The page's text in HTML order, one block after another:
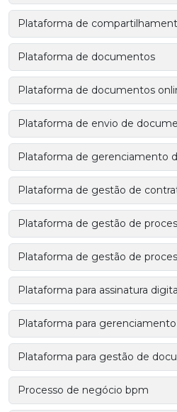
Plataforma de
Plataforma de documentos
Plataforma de documentos
Plataforma de envio de
Plataforma de gerenciamento
Plataforma de gestão de
Plataforma de gestão de
Plataforma de gestão de
Plataforma para assinatura
Plataforma para
Plataforma para gestão de
Processo de negócio bpm